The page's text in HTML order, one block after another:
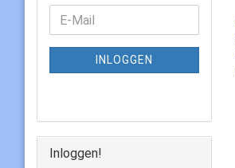
INLOGGEN
Inloggen!